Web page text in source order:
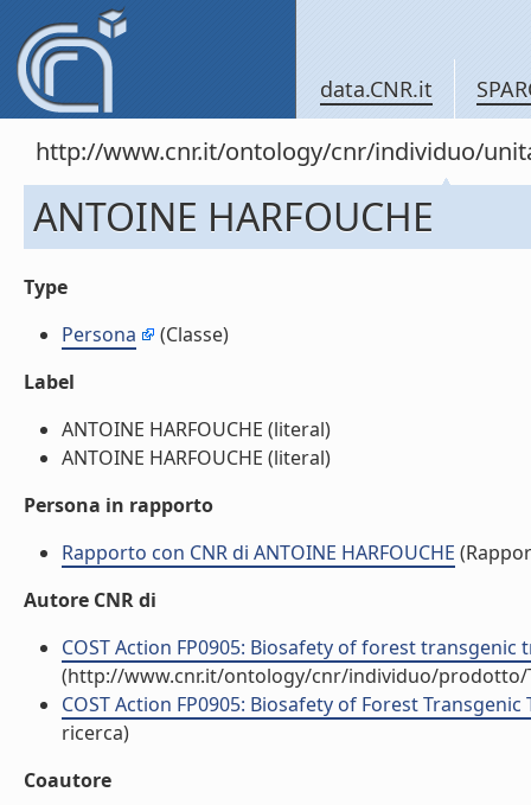
data.CNR.it
http://www.cnr.it/ontology/cnr/individuo/
ANTOINE HARFOUCHE
Type
Persona
(Classe)
Label
ANTOINE HARFOUCHE (literal)
ANTOINE HARFOUCHE (literal)
Persona in rapporto
Rapporto con CNR di ANTOINE HARFOUCHE
Autore CNR di
COST Action FP0905: Biosafety of forest
(http://www.cnr.it/ontology/cnr/individuo/prodotto/
COST Action FP0905: Biosafety of Forest
ricerca)
Coautore